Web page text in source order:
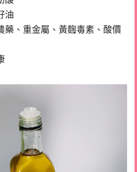
油
藥、重金屬、黃麴毒素、酸價